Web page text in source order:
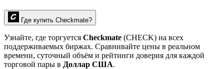
Где купить Checkmate?
Узнайте, где торгуется Checkmate (CHECK) на всех
поддерживаемых биржах. Сравнивайте цены в реальном
времени, суточный объём и рейтинги доверия для каждой
торговой пары в Доллар США.